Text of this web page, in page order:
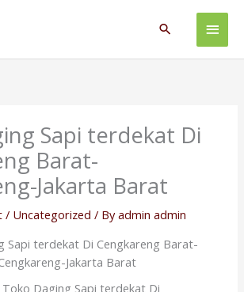
Main
Search
Sapi terdekat Di
Barat-
Jakarta Barat
/ Uncategorized / Byadmin admin
Sapi terdekat Di Cengkareng Barat-
Jakarta Barat
Toko Daging Sapi terdekat Di